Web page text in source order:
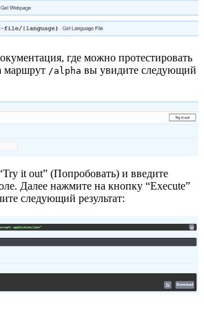
где можно протестировать
маршрут /alpha вы увидите следующий
it out” (Попробовать) и введите
Далее нажмите на кнопку “Execute”
следующий результат: